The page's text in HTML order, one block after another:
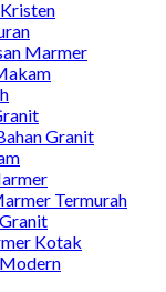
Marmer
Granit
Termurah
Kotak